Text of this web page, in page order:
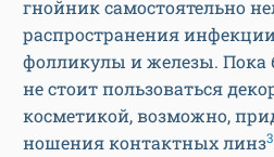
гнойник самостоятельно
распространения
фолликулы и железы. Пока
не стоит пользоваться
косметикой, возможно,
ношения контактных линз3